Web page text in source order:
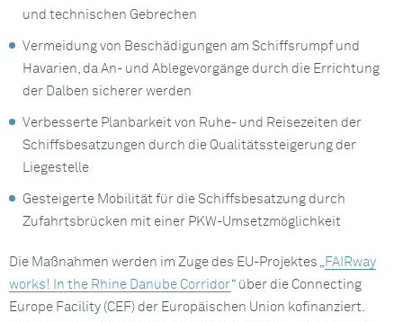
und technischen Gebrechen
Vermeidung von Beschädigungen am Schiffsrumpf und
Havarien, da An- und Ablegevorgänge durch die Errichtung
der Dalben sicherer werden
Verbesserte Planbarkeit von Ruhe- und Reisezeiten der
Schiffsbesatzungen durch die Qualitätssteigerung der
Liegestelle
Gesteigerte Mobilität für die Schiffsbesatzung durch
Zufahrtsbrücken mit einer PKW-Umsetzmöglichkeit
Die Maßnahmen werden im Zuge des EU-Projektes „ FAIRway
works! In the Rhine Danube Corridor“ über die Connecting
Europe Facility (CEF) der Europäischen Union kofinanziert.